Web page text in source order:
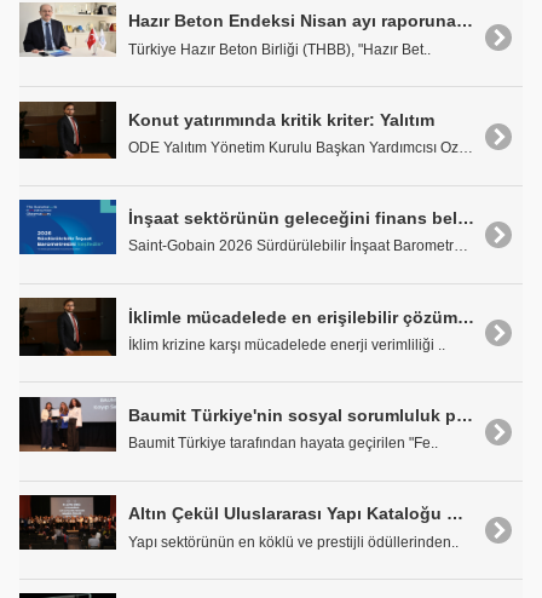
Hazır Beton Endeksi Nisan ayı raporuna göre, inşaat ikinci çeyreğe pozitif başladı
Türkiye Hazır Beton Birliği (THBB), "Hazır Bet..
Konut yatırımında kritik kriter: Yalıtım
ODE Yalıtım Yönetim Kurulu Başkan Yardımcısı Ozan ..
İnşaat sektörünün geleceğini finans belirleyecek
Saint-Gobain 2026 Sürdürülebilir İnşaat Barometres..
İklimle mücadelede en erişilebilir çözüm: Yalıtım
İklim krizine karşı mücadelede enerji verimliliği ..
Baumit Türkiye'nin sosyal sorumluluk projesi kayıp sesler ödülle taçlandı
Baumit Türkiye tarafından hayata geçirilen "Fe..
Altın Çekül Uluslararası Yapı Kataloğu Ödülleri sahiplerini buldu
Yapı sektörünün en köklü ve prestijli ödüllerinden..